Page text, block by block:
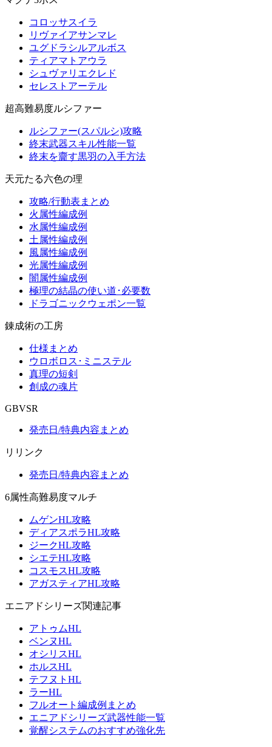
コロッサスイラ
リヴァイアサンマレ
ユグドラシルアルボス
ティアマトアウラ
シュヴァリエクレド
セレストアーテル
超高難易度ルシファー
ルシファー(スパルシ)攻略
終末武器スキル性能一覧
終末を齎す黒羽の入手方法
天元たる六色の理
攻略/行動表まとめ
火属性編成例
水属性編成例
土属性編成例
風属性編成例
光属性編成例
闇属性編成例
極理の結晶の使い道･必要数
ドラゴニックウェポン一覧
錬成術の工房
仕様まとめ
ウロボロス･ミニステル
真理の短剣
創成の魂片
GBVSR
発売日/特典内容まとめ
リリンク
発売日/特典内容まとめ
6属性高難易度マルチ
ムゲンHL攻略
ディアスポラHL攻略
ジークHL攻略
シエテHL攻略
コスモスHL攻略
アガスティアHL攻略
エニアドシリーズ関連記事
アトゥムHL
ベンヌHL
オシリスHL
ホルスHL
テフヌトHL
ラーHL
フルオート編成例まとめ
エニアドシリーズ武器性能一覧
覚醒システムのおすすめ強化先